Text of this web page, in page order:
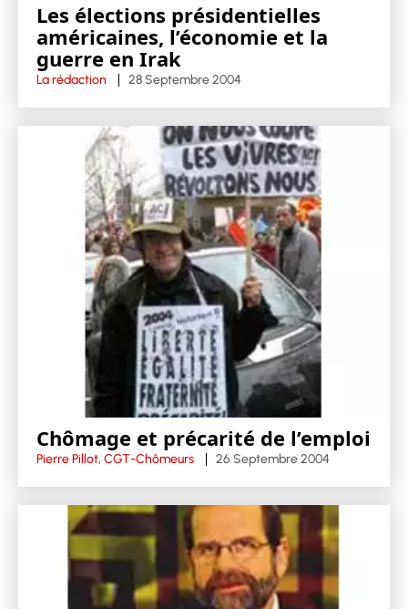
Les élections présidentielles
américaines, l’économie et la
guerre en Irak
La rédaction 28 Septembre 2004
Chômage et précarité de l’emploi
Pierre Pillot, CGT-Chômeurs 26 Septembre 2004